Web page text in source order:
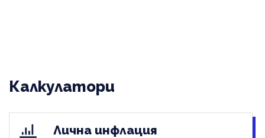
Калкулатори
Лична инфлация